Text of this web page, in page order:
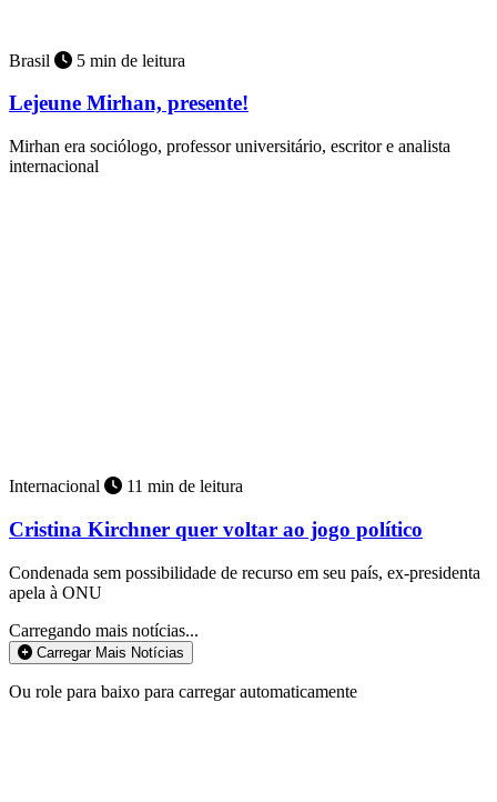
Brasil 5 min de leitura
Lejeune Mirhan, presente!
Mirhan era sociólogo, professor universitário, escritor e analista
internacional
Internacional 11 min de leitura
Cristina Kirchner quer voltar ao jogo político
Condenada sem possibilidade de recurso em seu país, ex-presidenta
apela à ONU
Carregando mais notícias...
Carregar Mais Notícias
Ou role para baixo para carregar automaticamente